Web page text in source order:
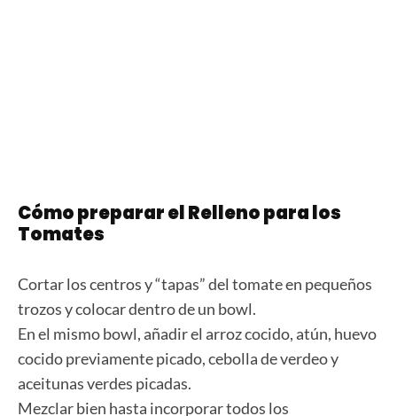
Cómo preparar el Relleno para los
Tomates
Cortar los centros y “tapas” del tomate en pequeños
trozos y colocar dentro de un bowl.
En el mismo bowl, añadir el arroz cocido, atún, huevo
cocido previamente picado, cebolla de verdeo y
aceitunas verdes picadas.
Mezclar bien hasta incorporar todos los